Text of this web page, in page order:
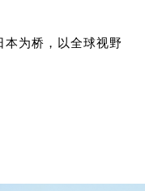
为桥，以全球视野